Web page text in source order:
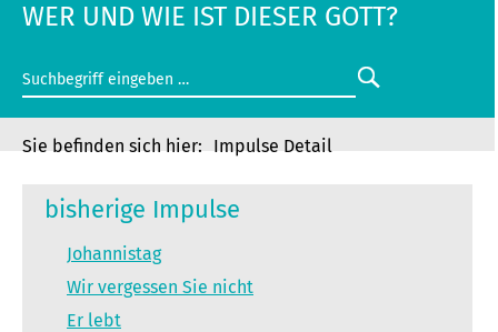
WER UND WIE IST DIESER GOTT?
Impulse Detail
bisherige Impulse
Johannistag
Wir vergessen Sie nicht
Er lebt